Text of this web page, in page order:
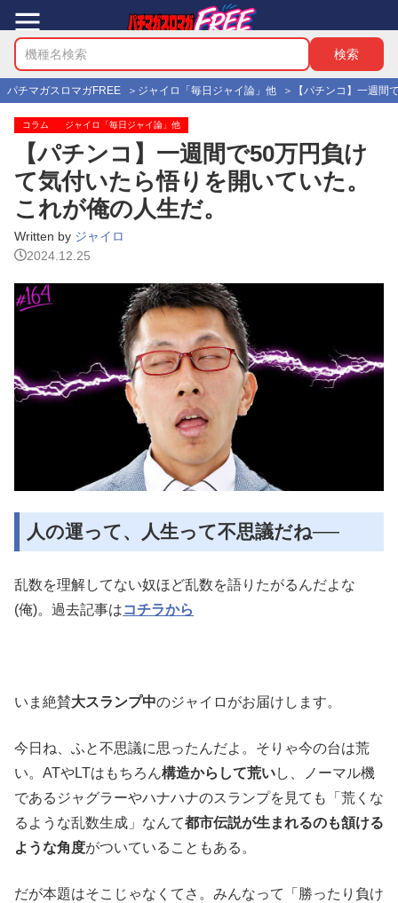
パチマガスロマガFREE ジャイロ「毎日ジャイ論」他 【パチンコ】一週
コラム ジャイロ「毎日ジャイ論」他
【パチンコ】一週間で50万円負け
て気付いたら悟りを開いていた。
これが俺の人生だ。
Written by ジャイロ
2024.12.25
人の運って、人生って不思議だね──
乱数を理解してない奴ほど乱数を語りたがるんだよな
(俺)。過去記事はコチラから
いま絶賛大スランプ中のジャイロがお届けします。
今日ね、ふと不思議に思ったんだよ。そりゃ今の台は荒
い。ATやLTはもちろん構造からして荒いし、ノーマル機
であるジャグラーやハナハナのスランプを見ても「荒くな
るような乱数生成」なんて都市伝説が生まれるのも頷ける
ような角度がついていることもある。
だが本題はそこじゃなくてさ。みんなって「勝ったり負け